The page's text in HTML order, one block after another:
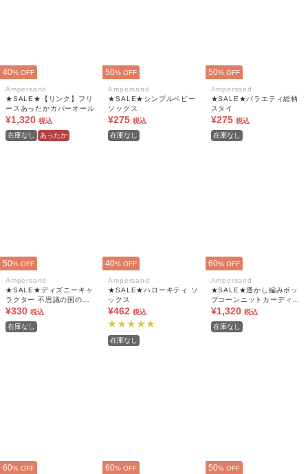
40% OFF
Ampersand
★SALE★【リンク】フリ
ースあったかカバーオール
¥1,320 税込
在庫なし
あったか
50% OFF
Ampersand
★SALE★シンプルベビー
ソックス
¥275 税込
在庫なし
50% OFF
Ampersand
★SALE★バラエティ総柄
スタイ
¥275 税込
在庫なし
50% OFF
Ampersand
★SALE★ディズニーキャ
ラクター 不思議の国のア
リスソックス
¥330 税込
在庫なし
40% OFF
Ampersand
★SALE★ハローキティ ソ
ックス
¥462 税込
在庫なし
60% OFF
Ampersand
★SALE★透かし編みポッ
プコーンニットカーディガ
ン_マシンウォッシャブル
¥1,320 税込
在庫なし
60% OFF 60% OFF 50% OFF